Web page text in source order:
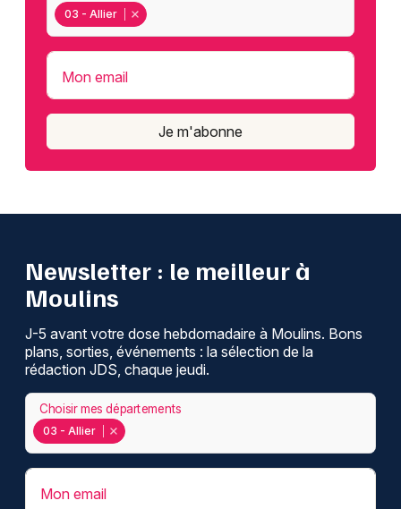
03 - Allier
Mon email
Je m'abonne
Newsletter : le meilleur à
Moulins
J-5 avant votre dose hebdomadaire à Moulins. Bons
plans, sorties, événements : la sélection de la
rédaction JDS, chaque jeudi.
03 - Allier
Choisir mes départements
Mon email